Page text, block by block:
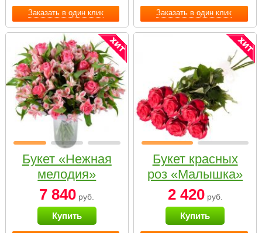
Заказать в один клик Заказать в один клик
Букет «Нежная
мелодия»
7 840 руб.
Купить
Букет красных
роз «Малышка»
2 420руб.
Купить